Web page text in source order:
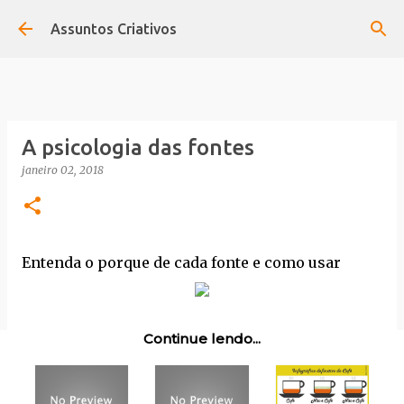
Pular para o conteúdo principal
Assuntos Criativos
A psicologia das fontes
janeiro 02, 2018
Entenda o porque de cada fonte e como usar
Continue lendo...